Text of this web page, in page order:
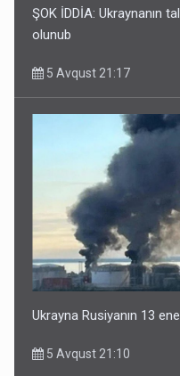
ŞOK İDDİA: Ukraynanın
olunub
5 Avqust 21:17
Ukrayna Rusiyanın 13
5 Avqust 21:10